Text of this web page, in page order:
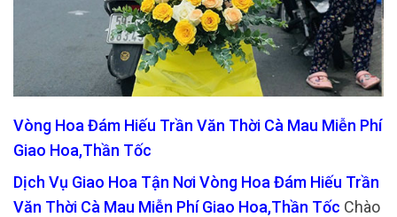
Vòng Hoa Đám Hiếu Trần Văn Thời Cà Mau Miễn Phí
Giao Hoa,Thần Tốc
Dịch Vụ Giao Hoa Tận Nơi Vòng Hoa Đám Hiếu Trần
Văn Thời Cà Mau Miễn Phí Giao Hoa,Thần Tốc Chào